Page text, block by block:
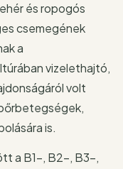
és ropogós
csemegének
a
vizelethajtó,
volt
is.
a B1-, B2-, B3-,